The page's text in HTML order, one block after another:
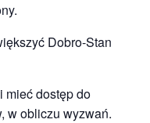
Dobro-Stan
mieć dostęp do
w obliczu wyzwań.